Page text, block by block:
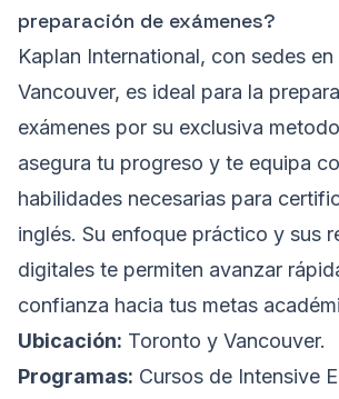
preparación de exámenes?
Kaplan International, con sedes
Vancouver, es ideal para la
exámenes por su exclusiva
asegura tu progreso y te equipa
habilidades necesarias para
inglés. Su enfoque práctico y sus
digitales te permiten avanzar
confianza hacia tus metas
Ubicación: Toronto y Vancouver.
Programas: Cursos de Intensive